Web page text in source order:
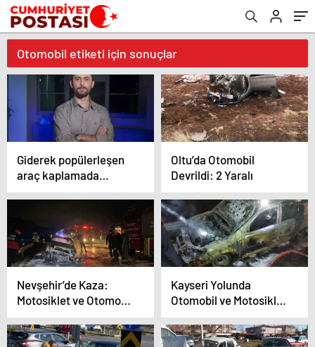
Otomobil etiketi için sonuçlar
Giderek popülerleşen
araç kaplamada
kırmızı ve mavi tonları
Oltu’da Otomobil
Devrildi: 2 Yaralı
Nevşehir’de Kaza:
Motosiklet ve Otomobil
Çarpıştı
Kayseri Yolunda
Otomobil ve Motosiklet
Çarpıştı: 2 Yaralı